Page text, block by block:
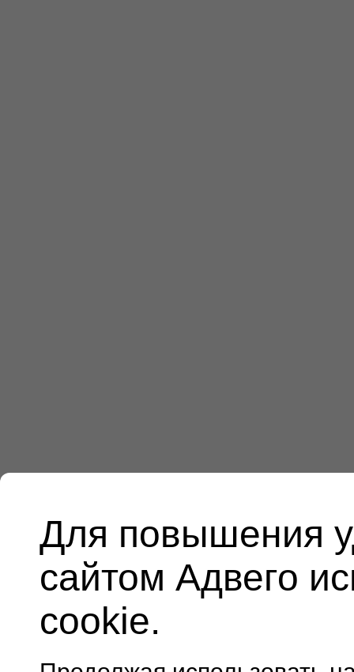
Для повышения
сайтом Адвего
cookie.